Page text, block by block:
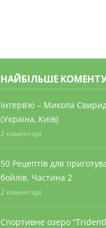
НАЙБІЛЬШЕ
Інтерв’ю – Микола
(Україна, Київ)
2 коментарі
50 Рецептів для
бойлів. Частина 2
2 коментарі
Спортивне озеро